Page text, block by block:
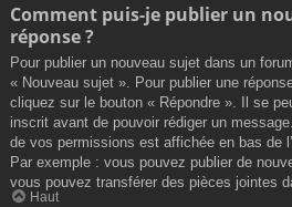
Comment puis-je publier un
réponse ?
Pour publier un nouveau sujet dans un
« Nouveau sujet ». Pour publier une
cliquez sur le bouton « Répondre ». Il se
inscrit avant de pouvoir rédiger un
de vos permissions est affichée en bas de
Par exemple : vous pouvez publier de
vous pouvez transférer des pièces jointes
Haut